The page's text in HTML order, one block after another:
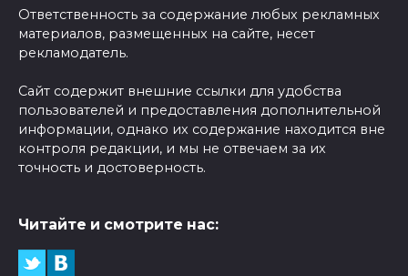
Ответственность за содержание любых рекламных
материалов, размещенных на сайте, несет
рекламодатель.
Сайт содержит внешние ссылки для удобства
пользователей и предоставления дополнительной
информации, однако их содержание находится вне
контроля редакции, и мы не отвечаем за их
точность и достоверность.
Читайте и смотрите нас: